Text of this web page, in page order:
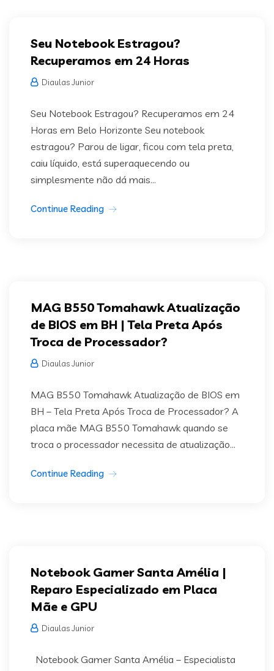
Seu Notebook Estragou?
Recuperamos em 24 Horas
Diaulas Junior
Seu Notebook Estragou? Recuperamos em 24
Horas em Belo Horizonte Seu notebook
estragou? Parou de ligar, ficou com tela preta,
caiu líquido, está superaquecendo ou
simplesmente não dá mais...
Continue Reading
MAG B550 Tomahawk Atualização
de BIOS em BH | Tela Preta Após
Troca de Processador?
Diaulas Junior
MAG B550 Tomahawk Atualização de BIOS em
BH – Tela Preta Após Troca de Processador? A
placa mãe MAG B550 Tomahawk quando se
troca o processador necessita de atualização...
Continue Reading
Notebook Gamer Santa Amélia |
Reparo Especializado em Placa
Mãe e GPU
Diaulas Junior
Notebook Gamer Santa Amélia – Especialista